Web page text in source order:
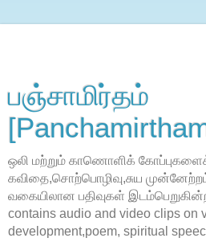
பஞ்சாமிர்தம்
ஒலி மற்றும் காணொளிக்
கவிதை,சொற்பொழிவு,சுய
வகையிலான பதிவுகள்
contains audio and video clips on
development,poem, spiritual